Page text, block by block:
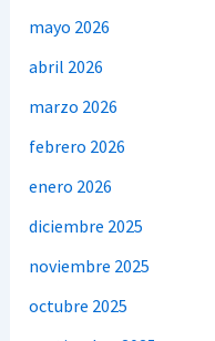
mayo 2026
abril 2026
marzo 2026
febrero 2026
enero 2026
diciembre 2025
noviembre 2025
octubre 2025